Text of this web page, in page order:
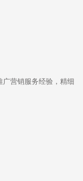
营销服务经验，精细